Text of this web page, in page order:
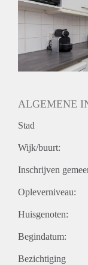
ALGEMENE
Stad
Wijk/buurt:
Inschrijven
Opleverniveau:
Huisgenoten:
Begindatum:
Bezichtiging